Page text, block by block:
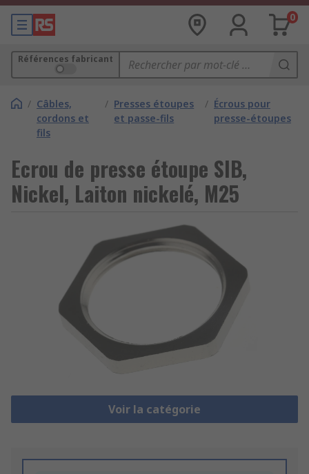
0
Références fabricant
/ Câbles,
cordons et
fils
/ Presses étoupes
et passe-fils
/ Écrous pour
presse-étoupes
Ecrou de presse étoupe SIB,
Nickel, Laiton nickelé, M25
Voir la catégorie